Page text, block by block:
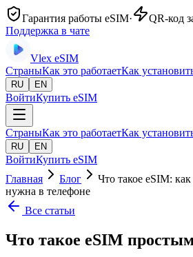
Гарантия работы eSIM· QR-код
Поддержка в чате
Vlex eSIM
СтраныКак это работаетКак
RU EN
ВойтиКупить eSIM
СтраныКак это работаетКак
RU EN
ВойтиКупить eSIM
Главная
Блог
Что такое eSIM: как
нужна в телефоне
Все статьи
Что такое eSIM